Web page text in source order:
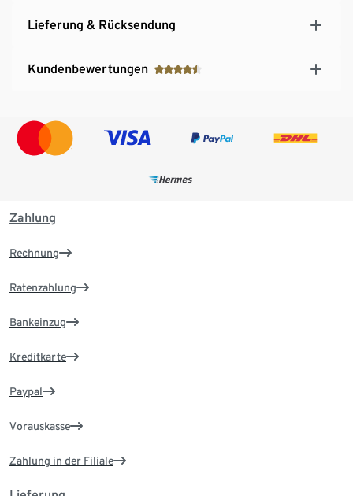
Lieferung & Rücksendung
Kundenbewertungen
Zahlung
Rechnung
Ratenzahlung
Bankeinzug
Kreditkarte
Paypal
Vorauskasse
Zahlung in der Filiale